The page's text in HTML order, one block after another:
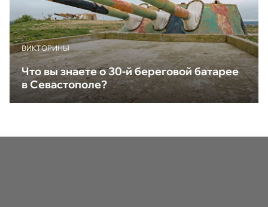
ВИКТОРИНЫ
Что вы знаете о 30-й береговой батарее
в Севастополе?